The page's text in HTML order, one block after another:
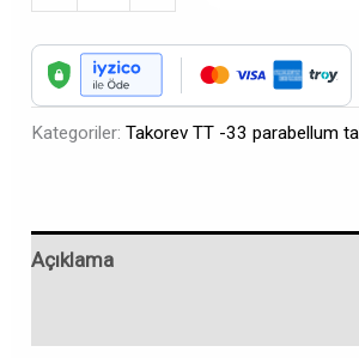
Kategoriler:Takorev TT -33 parabellum
Açıklama